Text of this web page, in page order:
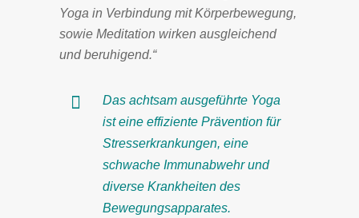
Yoga in Verbindung mit Körperbewegung,
sowie Meditation wirken ausgleichend
und beruhigend.“
Das achtsam ausgeführte Yoga
ist eine effiziente Prävention für
Stresserkrankungen, eine
schwache Immunabwehr und
diverse Krankheiten des
Bewegungsapparates.